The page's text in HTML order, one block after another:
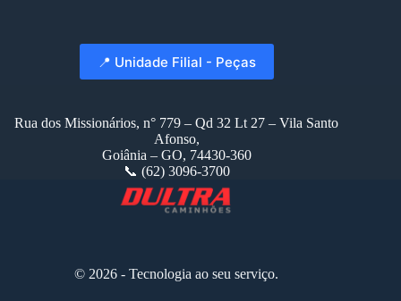
📍 Unidade Filial - Peças
Rua dos Missionários, n° 779 – Qd 32 Lt 27 – Vila Santo
Afonso,
Goiânia – GO, 74430-360
📞 (62) 3096-3700
© 2026 - Tecnologia ao seu serviço.